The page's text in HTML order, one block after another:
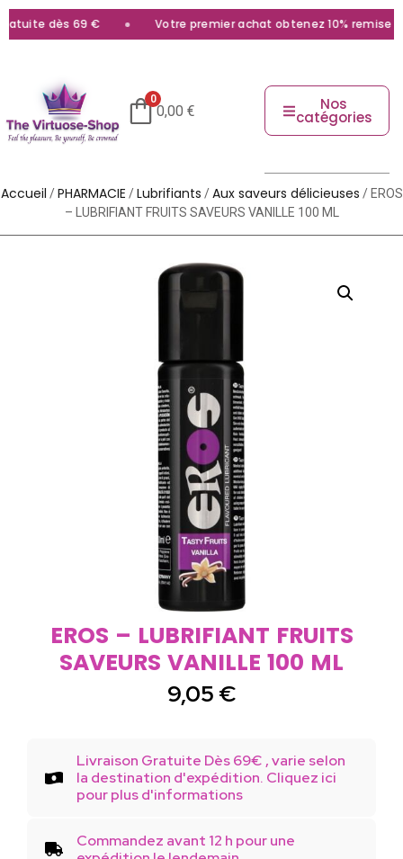
dès 69 € Votre premier achat obtenez 10% remise
0
0,00 € Nos
catégories
Accueil /PHARMACIE /Lubrifiants /Aux saveurs délicieuses / EROS
– LUBRIFIANT FRUITS SAVEURS VANILLE 100 ML
EROS – LUBRIFIANT FRUITS
SAVEURS VANILLE 100 ML
9,05 €
Livraison Gratuite Dès 69€ , varie selon
la destination d'expédition. Cliquez ici
pour plus d'informations
Commandez avant 12 h pour une